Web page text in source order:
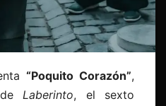
“Poquito Corazón”,
deLaberinto, el sexto